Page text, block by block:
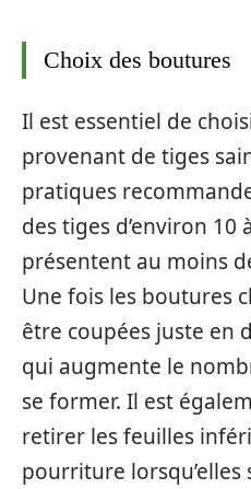
Choix des boutures
Il est essentiel de
provenant de tiges
pratiques
des tiges d’environ 10
présentent au moins
Une fois les boutures
être coupées juste en
qui augmente le
se former. Il est
retirer les feuilles
pourriture